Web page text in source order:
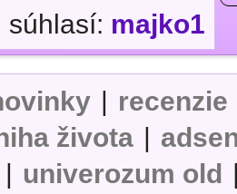
súhlasí: majko1
| recenzie
života |
| univerozum old